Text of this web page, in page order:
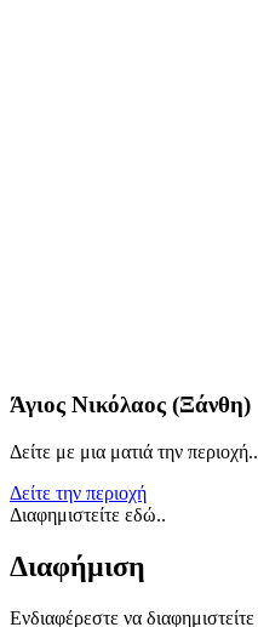
Άγιος Νικόλαος (Ξάνθη)
Δείτε με μια ματιά την
Δείτε την περιοχή
Διαφημιστείτε εδώ..
Διαφήμιση
Ενδιαφέρεστε να